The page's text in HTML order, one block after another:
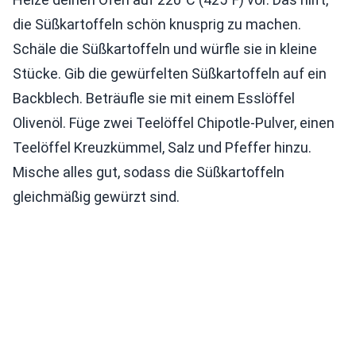
die Süßkartoffeln schön knusprig zu machen.
Schäle die Süßkartoffeln und würfle sie in kleine
Stücke. Gib die gewürfelten Süßkartoffeln auf ein
Backblech. Beträufle sie mit einem Esslöffel
Olivenöl. Füge zwei Teelöffel Chipotle-Pulver, einen
Teelöffel Kreuzkümmel, Salz und Pfeffer hinzu.
Mische alles gut, sodass die Süßkartoffeln
gleichmäßig gewürzt sind.